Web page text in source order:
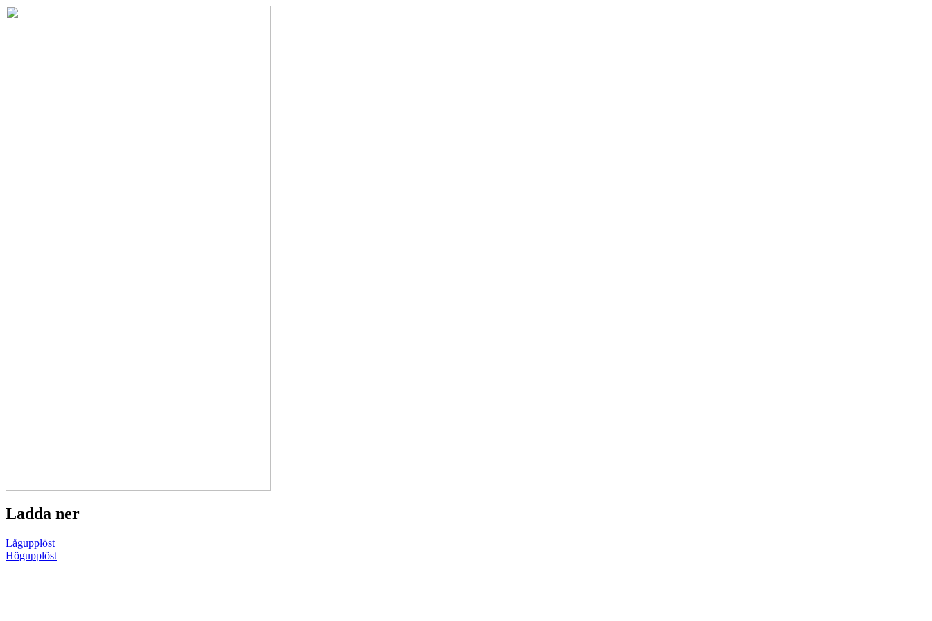
Ladda ner
Lågupplöst
Högupplöst